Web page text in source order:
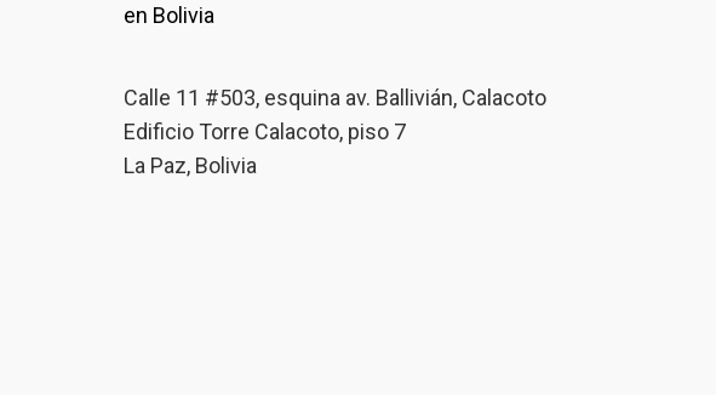
en Bolivia
Calle 11 #503, esquina av. Ballivián, Calacoto
Edificio Torre Calacoto, piso 7
La Paz, Bolivia